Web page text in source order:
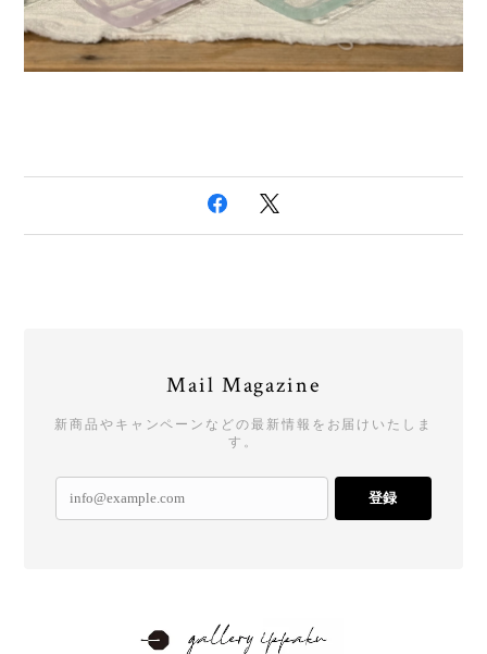
Mail Magazine
新商品やキャンペーンなどの最新情報をお届けいたしま
す。
登録